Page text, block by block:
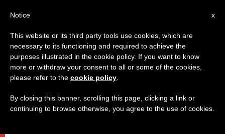
Pio IX e Giovanni XXIII, beatificati
dieci anni fa
x
Notice
This website or its third party tools use cookies, which are
necessary to its functioning and required to achieve the
purposes illustrated in the cookie policy. If you want to know
more or withdraw your consent to all or some of the cookies,
please refer to the cookie policy
By closing this banner, scrolling this page, clicking a link or
continuing to browse otherwise, you agree to the use of cookies.